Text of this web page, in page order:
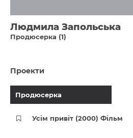
Людмила Запольська
Продюсерка (1)
Проекти
Продюсерка
Усім привіт (2000) Фільм